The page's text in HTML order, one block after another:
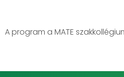
A program a MATE